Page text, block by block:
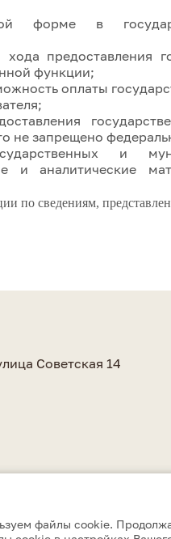
форме в
предоставления
функции;
оплаты
не запрещено
и
и аналитические
по сведениям,
Советская 14
файлы cookie.